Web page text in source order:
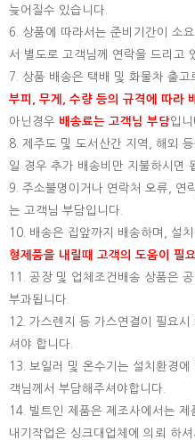
늦어질수 있습니다.
6. 상품에 따라서는 준비기간이 소
서 별도로 고객님께 연락을 드리고
7. 상품 배송은 택배 및 화물차 출고
부피, 무게, 수량 등의 규격에 따라
아닌경우 배송료는 고객님 부담입니
8. 제주도 및 도서산간 지역, 해외
일 경우 추가 배송비만 지불하시면
9. 주소불명이거나 연락처 오류, 연
는 고객님 부담입니다.
10. 배송은 집앞까지 배송하며, 설
형제품을 내릴때 고객의 도움이 필
11. 공장 및 업체조건배송 상품은
부과됩니다.
12. 가스렌지 등 가스연결이 필요
셔야 합니다.
13. 보일러 및 온수기는 설치환경
객님께서 부담해주셔야합니다.
14. 빌트인 제품은 제조사에서는
내기작업은 싱크대업체에 의뢰 하